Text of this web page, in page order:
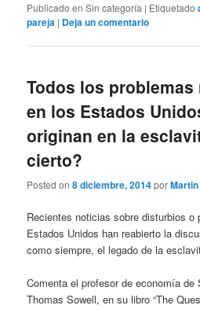
Publicado en Sin categoría | Etiquetado
pareja | Deja un comentario
Todos los problemas
en los Estados
originan en la
cierto?
Posted on8 diciembre, 2014por
Recientes noticias sobre disturbios o
Estados Unidos han reabierto la
como siempre, el legado de la
Comenta el profesor de economía de
Thomas Sowell, en su libro “The